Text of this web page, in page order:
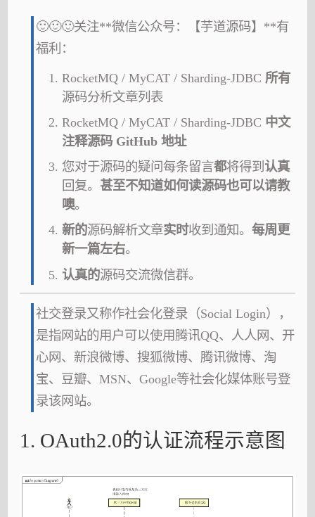
🙂🙂🙂关注**微信公众号：【芋道源码】**有
福利：
RocketMQ / MyCAT / Sharding-JDBC 所有
源码分析文章列表
RocketMQ / MyCAT / Sharding-JDBC 中文
注释源码 GitHub 地址
您对于源码的疑问每条留言都将得到 认真
回复。 甚至不知道如何读源码也可以请教
噢。
新的源码解析文章实时收到通知。每周更
新一篇左右。
认真的源码交流微信群。
社交登录又称作社会化登录（Social Login），
是指网站的用户可以使用腾讯QQ、人人网、开
心网、新浪微博、搜狐微博、腾讯微博、淘
宝、豆瓣、MSN、Google等社会化媒体账号登
录该网站。
1. OAuth2.0的认证流程示意图